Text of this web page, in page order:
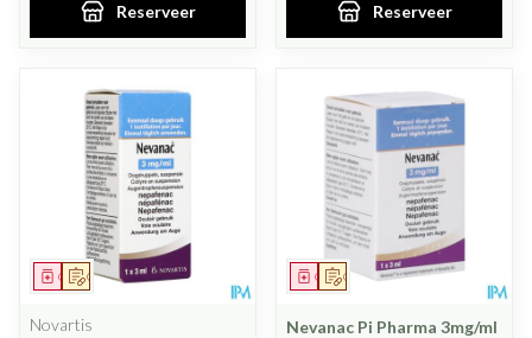
Reserveer Reserveer
Op voorschrift
Geneesmiddel
Novartis
Op voorschrift
Geneesmiddel
Nevanac Pi Pharma 3mg/ml